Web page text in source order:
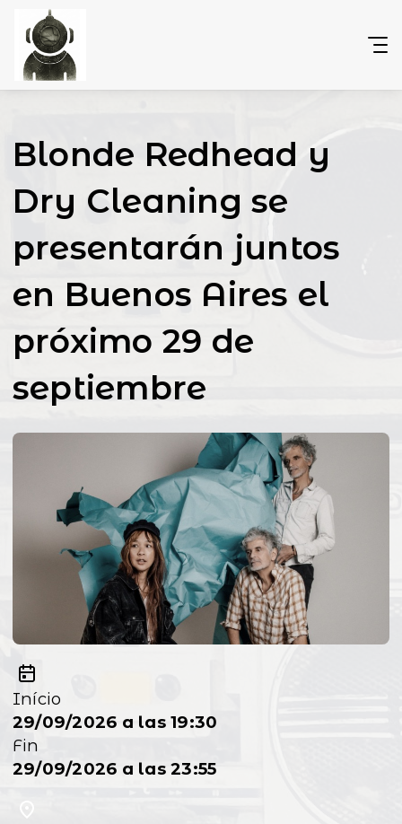
Blonde Redhead y
Dry Cleaning se
presentarán juntos
en Buenos Aires el
próximo 29 de
septiembre
Início
29/09/2026 a las 19:30
Fin
29/09/2026 a las 23:55